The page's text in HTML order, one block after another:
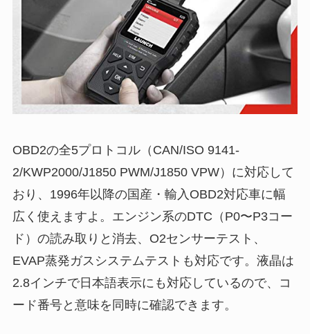
OBD2の全5プロトコル（CAN/ISO 9141-
2/KWP2000/J1850 PWM/J1850 VPW）に対応して
おり、1996年以降の国産・輸入OBD2対応車に幅
広く使えますよ。エンジン系のDTC（P0〜P3コー
ド）の読み取りと消去、O2センサーテスト、
EVAP蒸発ガスシステムテストも対応です。液晶は
2.8インチで日本語表示にも対応しているので、コ
ード番号と意味を同時に確認できます。